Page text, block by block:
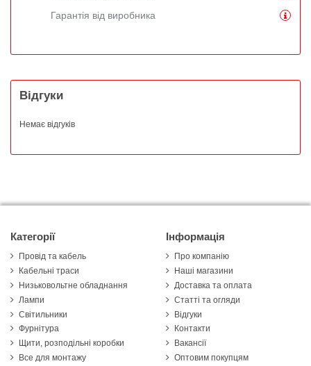
Гарантія від виробника
Відгуки
Немає відгуків
Категорії
Провід та кабель
Кабельні траси
Низьковольтне обладнання
Лампи
Світильники
Фурнітура
Щити, розподільні коробки
Все для монтажу
Інформація
Про компанію
Наші магазини
Доставка та оплата
Статті та огляди
Відгуки
Контакти
Вакансії
Оптовим покупцям